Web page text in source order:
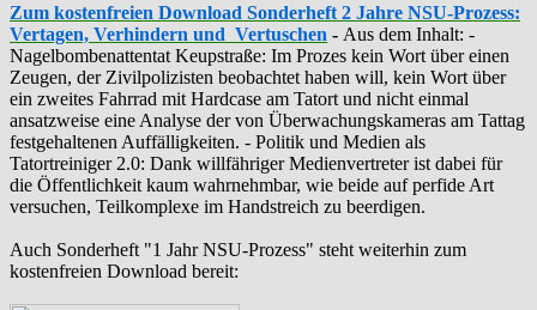
Zum kostenfreien Download Sonderheft 2 Jahre NSU-Prozess:
Vertagen, Verhindern und Vertuschen - Aus dem Inhalt: -
‪Nagelbombenattentat‬ ‎Keupstraße‬: Im Prozes kein Wort über einen
Zeugen, der Zivilpolizisten beobachtet haben will, kein Wort über
ein zweites Fahrrad mit Hardcase am Tatort und nicht einmal
ansatzweise eine Analyse der von Überwachungskameras am Tattag
festgehaltenen Auffälligkeiten. - Politik und Medien als
‪Tatortreiniger‬ 2.0: Dank willfähriger Medienvertreter ist dabei für
die Öffentlichkeit kaum wahrnehmbar, wie beide auf perfide Art
versuchen, Teilkomplexe im Handstreich zu beerdigen.
Auch Sonderheft "1 Jahr NSU-Prozess" steht weiterhin zum
kostenfreien Download bereit: